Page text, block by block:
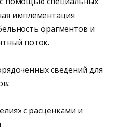
имплементация
фрагментов и
поток.
сведений для
с расценками и